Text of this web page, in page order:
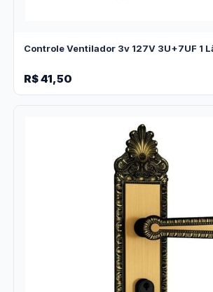
Controle Ventilador 3v 127V 3U+7UF 1
R$ 41,50